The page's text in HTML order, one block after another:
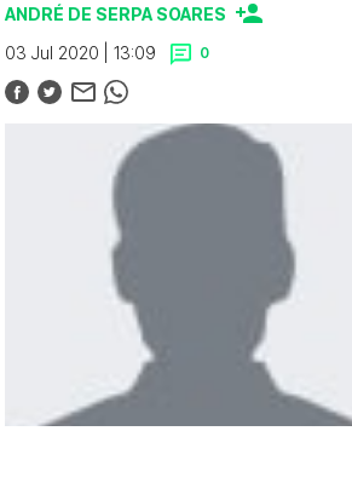
ANDRÉ DE SERPA SOARES
03 Jul 2020 | 13:09
0